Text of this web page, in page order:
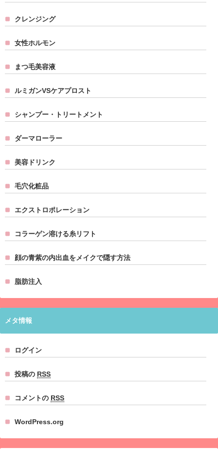
クレンジング
女性ホルモン
まつ毛美容液
ルミガンVSケアプロスト
シャンプー・トリートメント
ダーマローラー
美容ドリンク
毛穴化粧品
エクストロポレーション
コラーゲン溶ける糸リフト
顔の青紫の内出血をメイクで隠す方法
脂肪注入
メタ情報
ログイン
投稿の RSS
コメントの RSS
WordPress.org